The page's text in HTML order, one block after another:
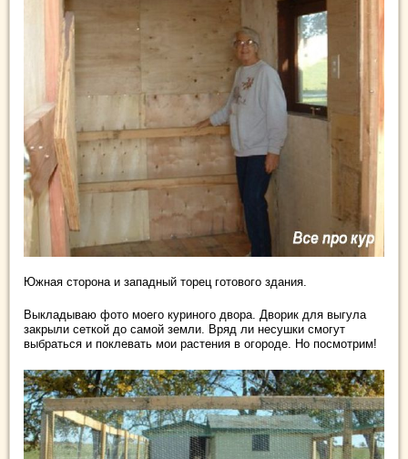
Южная сторона и западный торец готового здания.
Выкладываю фото моего куриного двора. Дворик для выгула
закрыли сеткой до самой земли. Вряд ли несушки смогут
выбраться и поклевать мои растения в огороде. Но посмотрим!